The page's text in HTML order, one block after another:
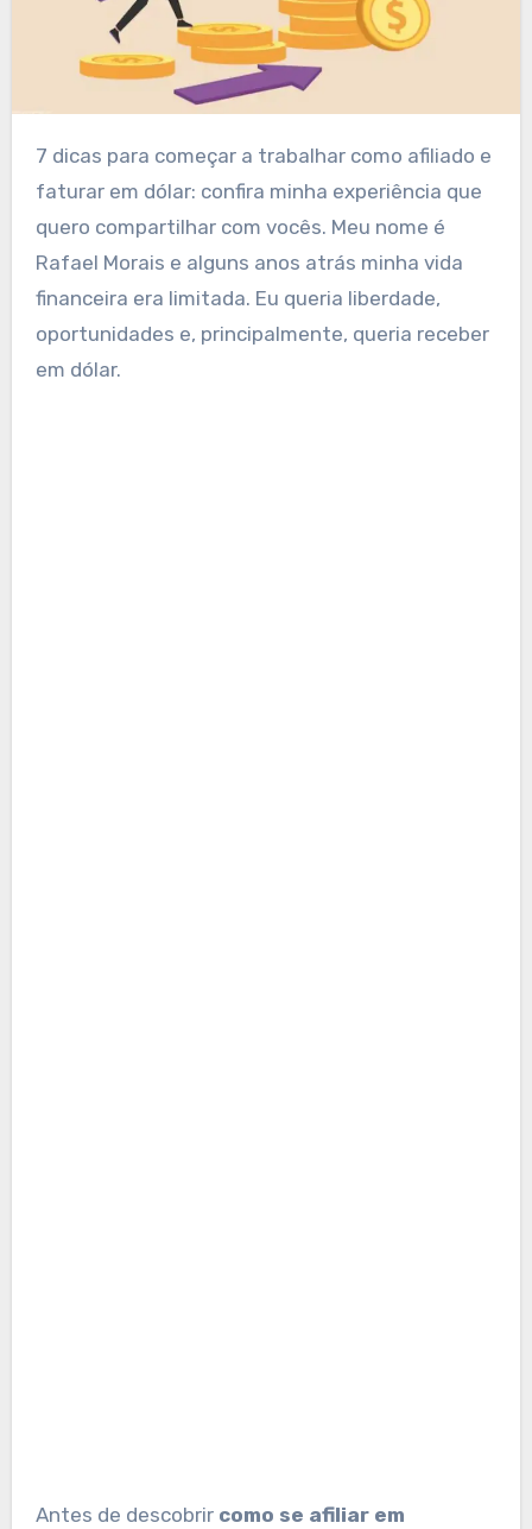
7 dicas para começar a trabalhar como afiliado e
faturar em dólar: confira minha experiência que
quero compartilhar com vocês. Meu nome é
Rafael Morais e alguns anos atrás minha vida
financeira era limitada. Eu queria liberdade,
oportunidades e, principalmente, queria receber
em dólar.
Antes de descobrir como se afiliar em